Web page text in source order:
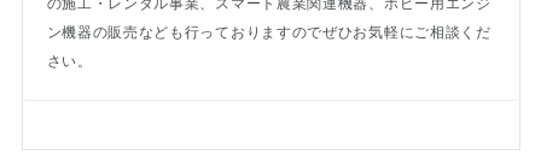
ン機器の販売なども行っておりますのでぜひお気軽にご相談くだ
さい。